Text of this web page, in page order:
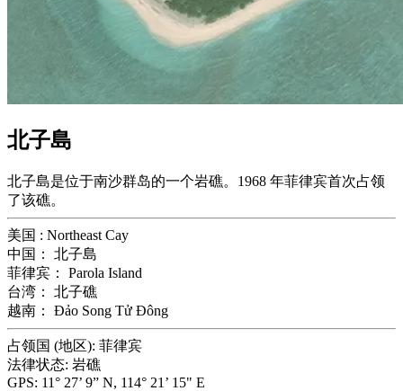
北子島
北子島是位于南沙群岛的一个岩礁。1968 年菲律宾首次占领
了该礁。
美国 : Northeast Cay
中国： 北子島
菲律宾： Parola Island
台湾： 北子礁
越南： Đảo Song Tử Đông
占领国 (地区): 菲律宾
法律状态: 岩礁
GPS: 11° 27’ 9” N, 114° 21’ 15" E